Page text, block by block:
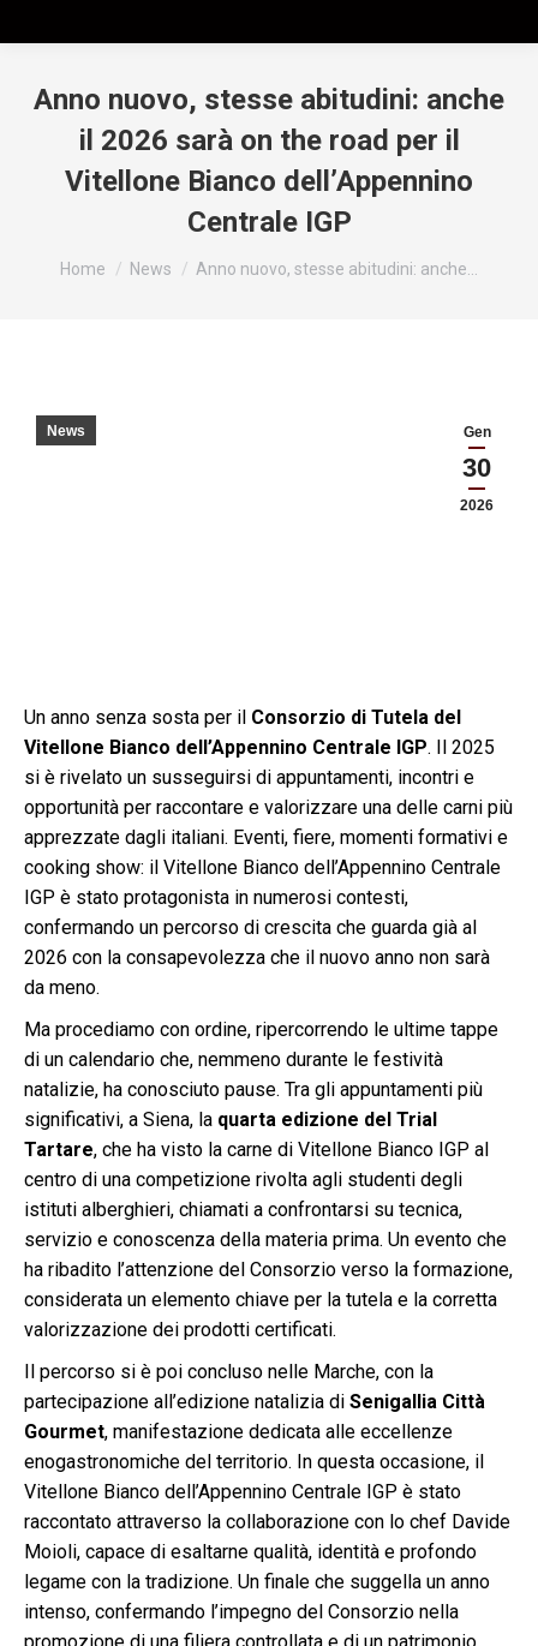
Anno nuovo, stesse abitudini: anche
il 2026 sarà on the road per il
Vitellone Bianco dell’Appennino
Centrale IGP
Tu sei qui:
Home News Anno nuovo, stesse abitudini: anche…
Gen
30
2026
News
Un anno senza sosta per il Consorzio di Tutela del
Vitellone Bianco dell’Appennino Centrale IGP. Il 2025
si è rivelato un susseguirsi di appuntamenti, incontri e
opportunità per raccontare e valorizzare una delle carni più
apprezzate dagli italiani. Eventi, fiere, momenti formativi e
cooking show: il Vitellone Bianco dell’Appennino Centrale
IGP è stato protagonista in numerosi contesti,
confermando un percorso di crescita che guarda già al
2026 con la consapevolezza che il nuovo anno non sarà
da meno.
Ma procediamo con ordine, ripercorrendo le ultime tappe
di un calendario che, nemmeno durante le festività
natalizie, ha conosciuto pause. Tra gli appuntamenti più
significativi, a Siena, la quarta edizione del Trial
Tartare, che ha visto la carne di Vitellone Bianco IGP al
centro di una competizione rivolta agli studenti degli
istituti alberghieri, chiamati a confrontarsi su tecnica,
servizio e conoscenza della materia prima. Un evento che
ha ribadito l’attenzione del Consorzio verso la formazione,
considerata un elemento chiave per la tutela e la corretta
valorizzazione dei prodotti certificati.
Il percorso si è poi concluso nelle Marche, con la
partecipazione all’edizione natalizia di Senigallia Città
Gourmet, manifestazione dedicata alle eccellenze
enogastronomiche del territorio. In questa occasione, il
Vitellone Bianco dell’Appennino Centrale IGP è stato
raccontato attraverso la collaborazione con lo chef Davide
Moioli, capace di esaltarne qualità, identità e profondo
legame con la tradizione. Un finale che suggella un anno
intenso, confermando l’impegno del Consorzio nella